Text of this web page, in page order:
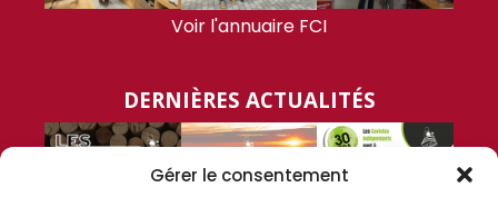
Gérer le consentement
Voir l'annuaire FCI
DERNIÈRES ACTUALITÉS